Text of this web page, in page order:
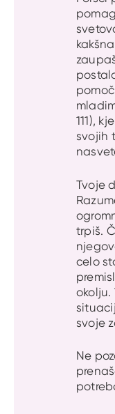
111),
svojih
Tvoje
trpiš.
celo
okolju.
svoje
Ne